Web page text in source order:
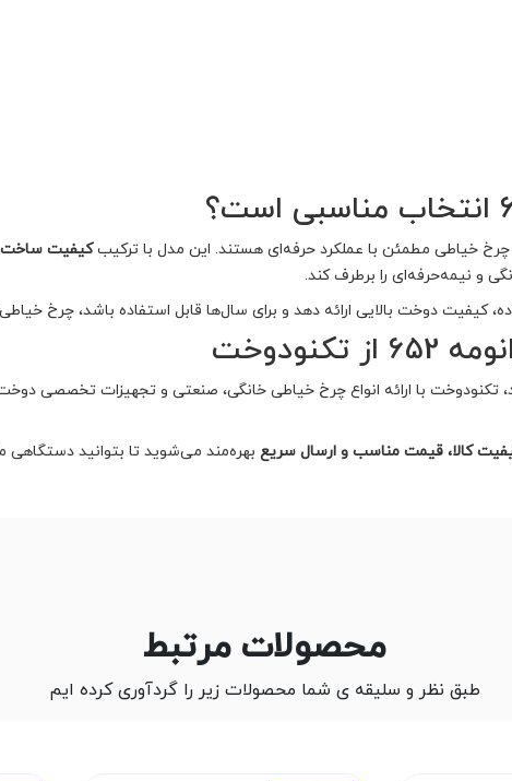
کیفیت ساخت،
و نیمه‌حرفه‌ای را برطرف کند.
ارائه دهد و برای سال‌ها قابل استفاده باشد، چرخ خیاطی ژانومه 652 می‌تواند انتخابی
تکنودوخت با ارائه انواع چرخ خیاطی خانگی، صنعتی و تجهیزات تخصصی
کالا، قیمت مناسب و ارسال سریعبهره‌مند می‌شوید تا بتوانید
محصولات مرتبط
طبق نظر و سلیقه ی شما محصولات زیر را گردآوری کرده ایم